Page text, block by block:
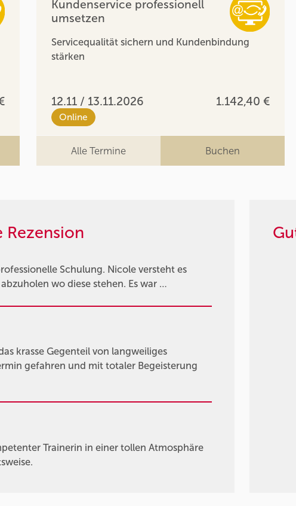
Kundenservice professionell
umsetzen
Servicequalität sichern und Kundenbindung
stärken
12.11 / 13.11.2026 1.142,40 €
Online
Alle Termine Buchen
Schulung. Nicole versteht es
wo diese stehen. Es war …
krasse Gegenteil von langweiliges
gefahren und mit totaler Begeisterung
Trainerin in einer tollen Atmosphäre